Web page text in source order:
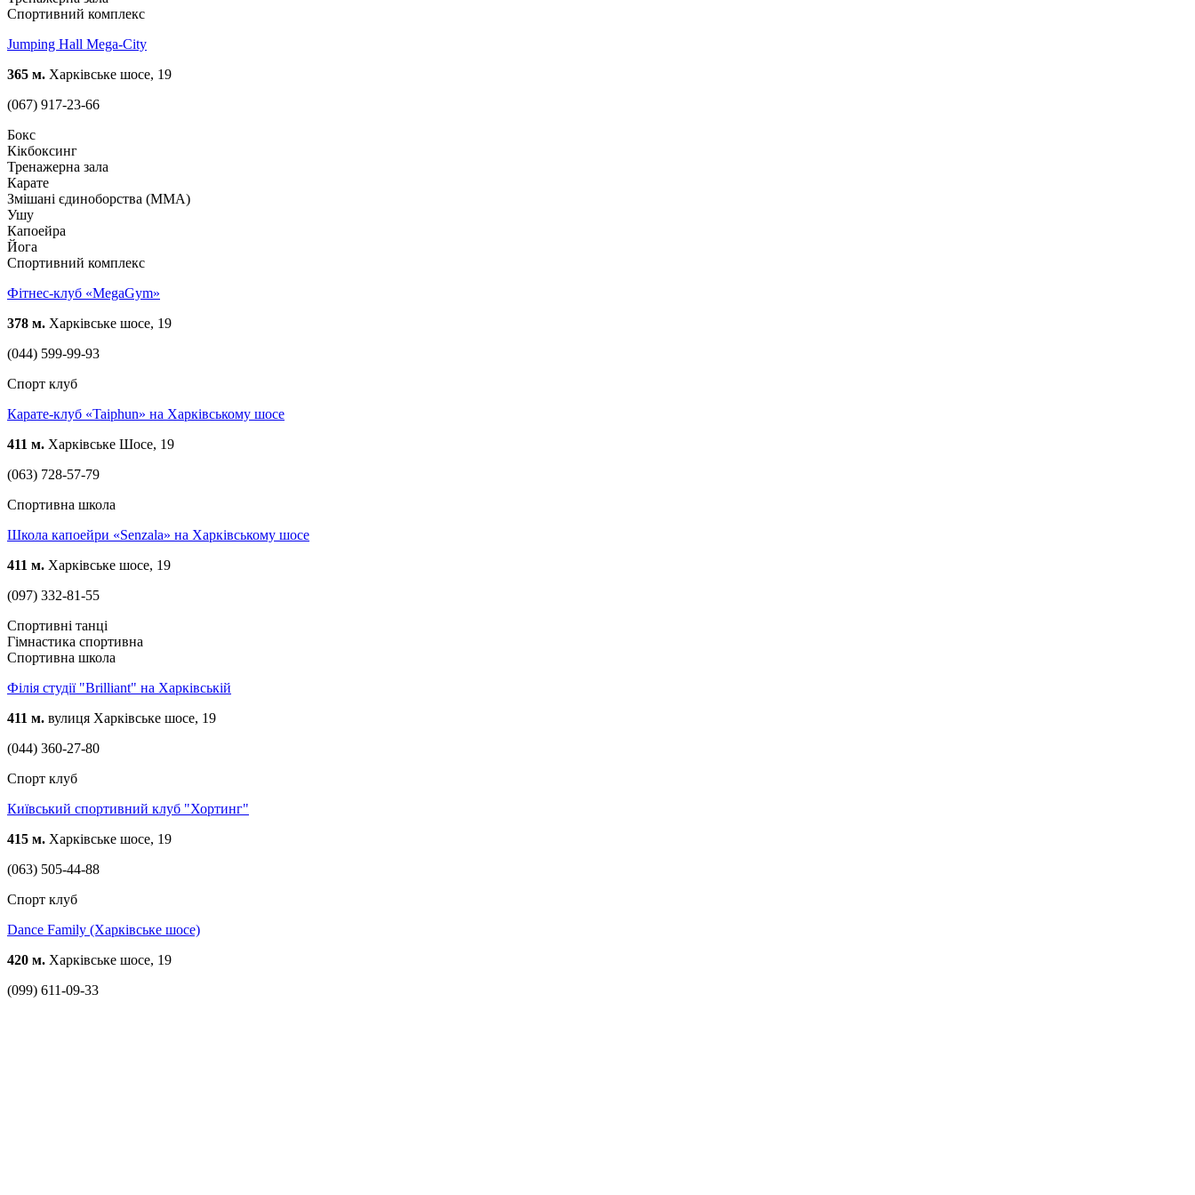
Спортивний комплекс
Jumping Hall Mega-City
365 м. Харківське шосе, 19
(067) 917-23-66
Бокс
Кікбоксинг
Тренажерна зала
Карате
Змішані єдиноборства (ММА)
Ушу
Капоейра
Йога
Спортивний комплекс
Фітнес-клуб «MegaGym»
378 м. Харківське шосе, 19
(044) 599-99-93
Спорт клуб
Карате-клуб «Taiphun» на Харківському шосе
411 м. Харківське Шосе, 19
(063) 728-57-79
Спортивна школа
Школа капоейри «Senzala» на Харківському шосе
411 м. Харківське шосе, 19
(097) 332-81-55
Спортивні танці
Гімнастика спортивна
Спортивна школа
Філія студії "Brilliant" на Харківській
411 м. вулиця Харківське шосе, 19
(044) 360-27-80
Спорт клуб
Київський спортивний клуб "Хортинг"
415 м. Харківське шосе, 19
(063) 505-44-88
Спорт клуб
Dance Family (Харківське шосе)
420 м. Харківське шосе, 19
(099) 611-09-33